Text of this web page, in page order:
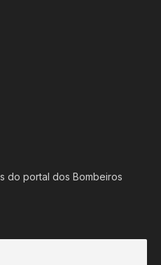
do portal dos Bombeiros